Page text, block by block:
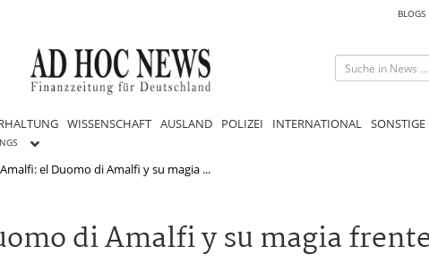
BLOGS
WISSENSCHAFT AUSLAND POLIZEI INTERNATIONAL SONSTIGE
el Duomo di Amalfi y su magia ...
di Amalfi y su magia